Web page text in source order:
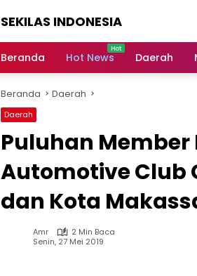
SEKILAS INDONESIA
Terkini,
Latest
World,
Headlines,
News
Beranda Hot News Daerah
Beranda Daerah
Daerah
Puluhan
Automotive Club
dan Kota
Amr
2 Min Baca
Senin, 27 Mei 2019